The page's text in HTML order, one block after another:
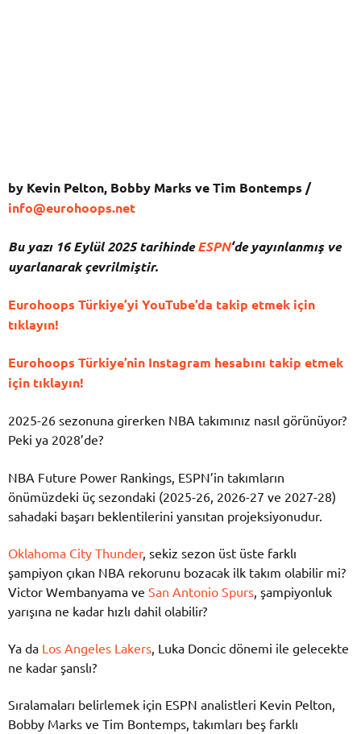
by Kevin Pelton, Bobby Marks ve Tim Bontemps /
info@eurohoops.net
Bu yazı 16 Eylül 2025 tarihindeESPN‘deyayınlanmış ve
uyarlanarak çevrilmiştir.
Eurohoops Türkiye’yi YouTube’da takip etmek için
tıklayın!
Eurohoops Türkiye’nin Instagram hesabını takip etmek
için tıklayın!
2025-26 sezonuna girerken NBA takımınız nasıl görünüyor?
Peki ya 2028’de?
NBA Future Power Rankings, ESPN’in takımların
önümüzdeki üç sezondaki (2025-26, 2026-27 ve 2027-28)
sahadaki başarı beklentilerini yansıtan projeksiyonudur.
Oklahoma City Thunder, sekiz sezon üst üste farklı
şampiyon çıkan NBA rekorunu bozacak ilk takım olabilir mi?
Victor Wembanyama ve San Antonio Spurs , şampiyonluk
yarışına ne kadar hızlı dahil olabilir?
Ya da Los Angeles Lakers, Luka Doncic dönemi ile gelecekte
ne kadar şanslı?
Sıralamaları belirlemek için ESPN analistleri Kevin Pelton,
Bobby Marks ve Tim Bontemps, takımları beş farklı